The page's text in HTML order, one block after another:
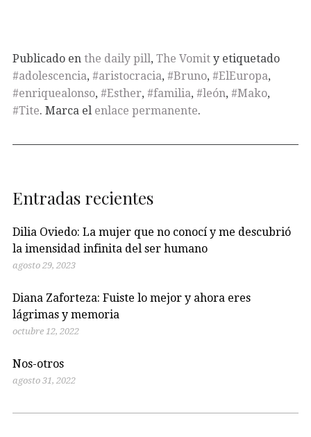
Publicado en the daily pill, The Vomit y etiquetado
#adolescencia, #aristocracia, #Bruno, #ElEuropa,
#enriquealonso, #Esther, #familia, #león, #Mako,
#Tite. Marca el enlace permanente.
Entradas recientes
Dilia Oviedo: La mujer que no conocí y me descubrió
la imensidad infinita del ser humano
agosto 29, 2023
Diana Zaforteza: Fuiste lo mejor y ahora eres
lágrimas y memoria
octubre 12, 2022
Nos-otros
agosto 31, 2022